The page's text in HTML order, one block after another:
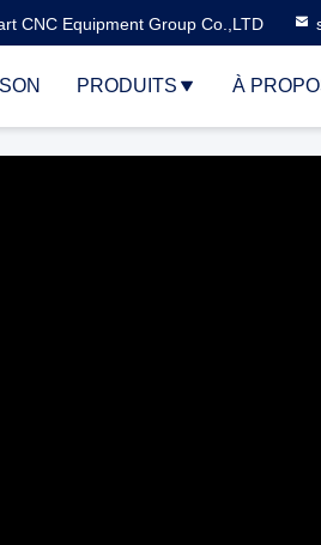
CNC Equipment Group Co.,LTD
PRODUITS À